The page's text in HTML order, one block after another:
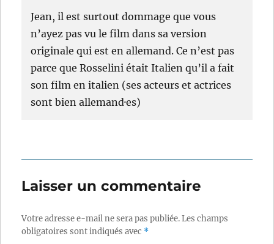
Jean, il est surtout dommage que vous
n’ayez pas vu le film dans sa version
originale qui est en allemand. Ce n’est pas
parce que Rosselini était Italien qu’il a fait
son film en italien (ses acteurs et actrices
sont bien allemand·es)
Laisser un commentaire
Votre adresse e-mail ne sera pas publiée.Les champs
obligatoires sont indiqués avec *